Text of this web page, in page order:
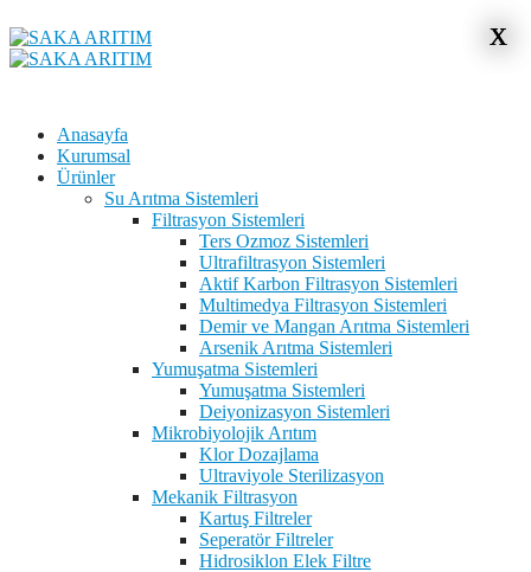
Anasayfa
Kurumsal
Ürünler
Su Arıtma Sistemleri
Filtrasyon Sistemleri
Ters Ozmoz Sistemleri
Ultrafiltrasyon Sistemleri
Aktif Karbon Filtrasyon Sistemleri
Multimedya Filtrasyon Sistemleri
Demir ve Mangan Arıtma Sistemleri
Arsenik Arıtma Sistemleri
Yumuşatma Sistemleri
Yumuşatma Sistemleri
Deiyonizasyon Sistemleri
Mikrobiyolojik Arıtım
Klor Dozajlama
Ultraviyole Sterilizasyon
Mekanik Filtrasyon
Kartuş Filtreler
Seperatör Filtreler
Hidrosiklon Elek Filtre
x
x